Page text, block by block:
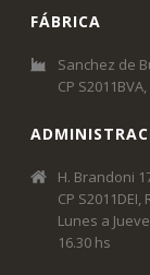
FÁBRICA
Sanchez de
CP
H. Brandoni
CP
Lunes a
16.30 hs